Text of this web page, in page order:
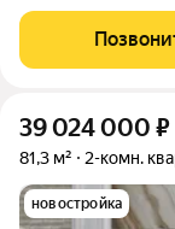
июле! Подробности в офисе отдела продаж. - Гардеробная -
Виды на Москва-
39 024 000 ₽
81,3 м² 2-комн.
новостройка